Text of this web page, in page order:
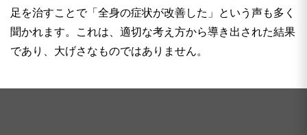
足を治すことで「全身の症状が改善した」という声も多く
聞かれます。これは、適切な考え方から導き出された結果
であり、大げさなものではありません。